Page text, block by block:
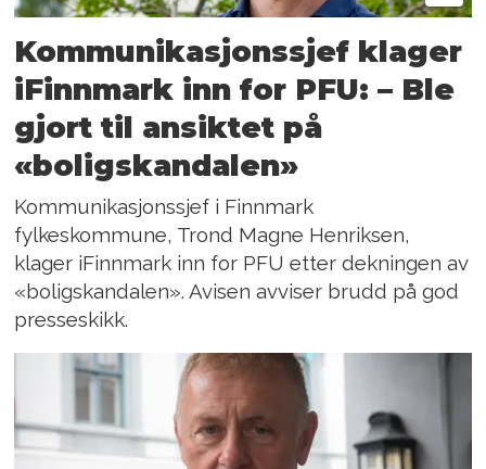
Kommunikasjonssjef klager
iFinnmark inn for PFU: – Ble
gjort til ansiktet på
«boligskandalen»
Kommunikasjonssjef i Finnmark
fylkeskommune, Trond Magne Henriksen,
klager iFinnmark inn for PFU etter dekningen av
«boligskandalen». Avisen avviser brudd på god
presseskikk.